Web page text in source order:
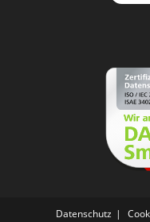
Datenschutz